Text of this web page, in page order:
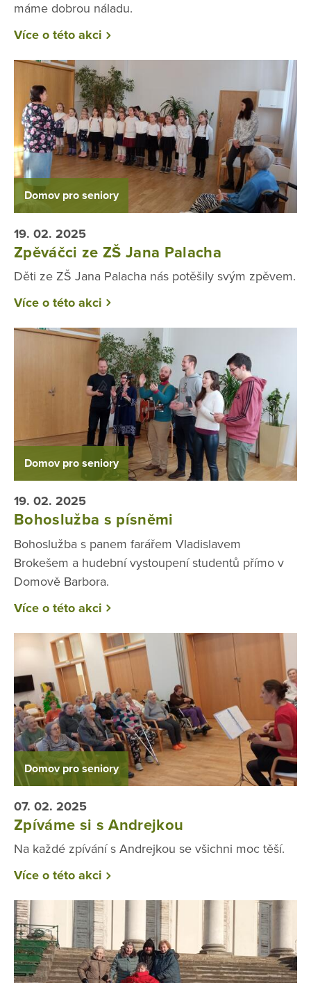
máme dobrou náladu.
Více o této akci
Domov pro seniory
19. 02. 2025
Zpěváčci ze ZŠ Jana Palacha
Děti ze ZŠ Jana Palacha nás potěšily svým zpěvem.
Více o této akci
Domov pro seniory
19. 02. 2025
Bohoslužba s písněmi
Bohoslužba s panem farářem Vladislavem
Brokešem a hudební vystoupení studentů přímo v
Domově Barbora.
Více o této akci
Domov pro seniory
07. 02. 2025
Zpíváme si s Andrejkou
Na každé zpívání s Andrejkou se všichni moc těší.
Více o této akci